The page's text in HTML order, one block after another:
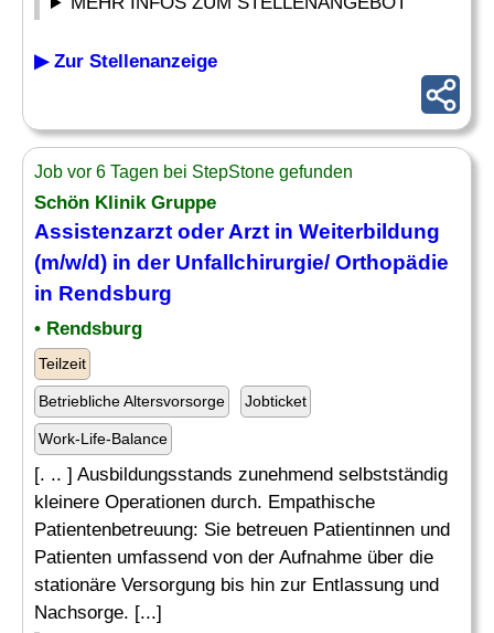
▶ Zur Stellenanzeige
Job vor 6 Tagen bei StepStone gefunden
Schön Klinik Gruppe
Assistenzarzt oder Arzt in Weiterbildung
(m/w/d) in der Unfallchirurgie/ Orthopädie
in Rendsburg
• Rendsburg
Teilzeit
Betriebliche Altersvorsorge Jobticket
Work-Life-Balance
[. .. ] Ausbildungsstands zunehmend selbstständig
kleinere Operationen durch. Empathische
Patientenbetreuung: Sie betreuen Patientinnen und
Patienten umfassend von der Aufnahme über die
stationäre Versorgung bis hin zur Entlassung und
Nachsorge. [...]